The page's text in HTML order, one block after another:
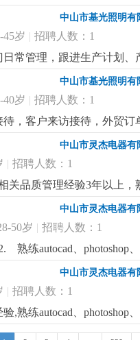
限2.具有销售业务经验者
有较好的广东话水平更详
中山市基光照明有
45岁 | 招聘人数：1
常管理，跟进生产计划
合同、社保公积金办理、
总经理交办的综合事务。
通顺畅，服从管理，能长
中山市基光照明有
40岁 | 招聘人数：1
，客户来访接待，外贸
，提成面议更详细...
中山市灵杰电器有
| 招聘人数：1
关品质管理经验3年以上，
中山市灵杰电器有
50岁 | 招聘人数：1
熟练autocad、
中山市灵杰电器有
| 招聘人数：1
,熟练autocad、